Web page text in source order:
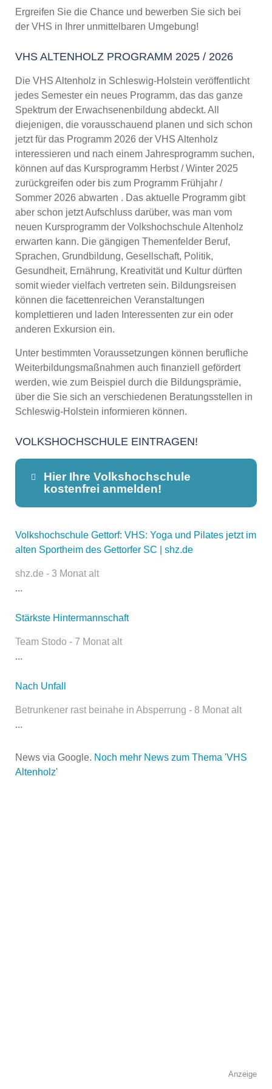
Ergreifen Sie die Chance und bewerben Sie sich bei
der VHS in Ihrer unmittelbaren Umgebung!
VHS ALTENHOLZ PROGRAMM 2025 / 2026
Die VHS Altenholz in Schleswig-Holstein veröffentlicht
jedes Semester ein neues Programm, das das ganze
Spektrum der Erwachsenenbildung abdeckt. All
diejenigen, die vorausschauend planen und sich schon
jetzt für das Programm 2026 der VHS Altenholz
interessieren und nach einem Jahresprogramm suchen,
können auf das Kursprogramm Herbst / Winter 2025
zurückgreifen oder bis zum Programm Frühjahr /
Sommer 2026 abwarten . Das aktuelle Programm gibt
aber schon jetzt Aufschluss darüber, was man vom
neuen Kursprogramm der Volkshochschule Altenholz
erwarten kann. Die gängigen Themenfelder Beruf,
Sprachen, Grundbildung, Gesellschaft, Politik,
Gesundheit, Ernährung, Kreativität und Kultur dürften
somit wieder vielfach vertreten sein. Bildungsreisen
können die facettenreichen Veranstaltungen
komplettieren und laden Interessenten zur ein oder
anderen Exkursion ein.
Unter bestimmten Voraussetzungen können berufliche
Weiterbildungsmaßnahmen auch finanziell gefördert
werden, wie zum Beispiel durch die Bildungsprämie,
über die Sie sich an verschiedenen Beratungsstellen in
Schleswig-Holstein informieren können.
VOLKSHOCHSCHULE EINTRAGEN!
Hier Ihre Volkshochschule
kostenfrei anmelden!
Dieser Teil dient lediglich zur
Kontaktaufnahme und ist nicht
Name*
Volkshochschule Gettorf: VHS: Yoga und Pilates jetzt im
alten Sportheim des Gettorfer SC | shz.de
shz.de - 3 Monat alt
...
Stärkste Hintermannschaft
Team Stodo - 7 Monat alt
...
Nach Unfall
Betrunkener rast beinahe in Absperrung - 8 Monat alt
...
News via Google. Noch mehr News zum Thema 'VHS
Altenholz'
Anzeige